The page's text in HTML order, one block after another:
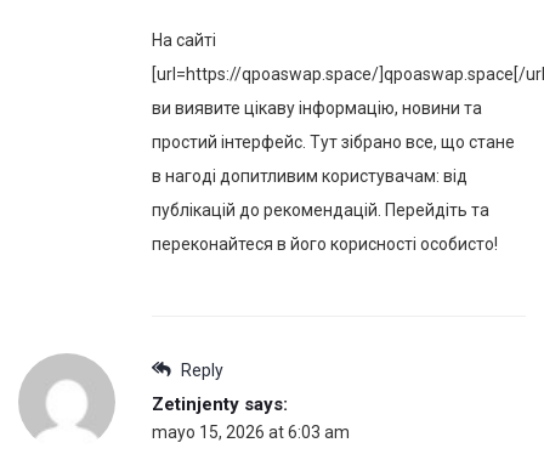
На сайті
[url=https://qpoaswap.space/]qpoaswap.space[/
ви виявите цікаву інформацію, новини та
простий інтерфейс. Тут зібрано все, що стане
в нагоді допитливим користувачам: від
публікацій до рекомендацій. Перейдіть та
переконайтеся в його корисності особисто!
Reply
Zetinjenty says:
mayo 15, 2026 at 6:03 am